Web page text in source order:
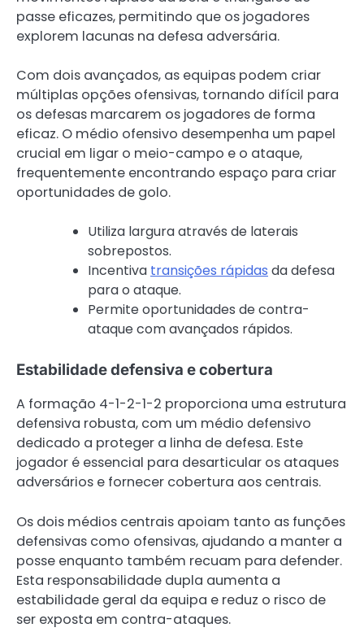
passe eficazes, permitindo que os jogadores
explorem lacunas na defesa adversária.
Com dois avançados, as equipas podem criar
múltiplas opções ofensivas, tornando difícil para
os defesas marcarem os jogadores de forma
eficaz. O médio ofensivo desempenha um papel
crucial em ligar o meio-campo e o ataque,
frequentemente encontrando espaço para criar
oportunidades de golo.
Utiliza largura através de laterais
sobrepostos.
Incentiva transições rápidas da defesa
para o ataque.
Permite oportunidades de contra-
ataque com avançados rápidos.
Estabilidade defensiva e cobertura
A formação 4-1-2-1-2 proporciona uma estrutura
defensiva robusta, com um médio defensivo
dedicado a proteger a linha de defesa. Este
jogador é essencial para desarticular os ataques
adversários e fornecer cobertura aos centrais.
Os dois médios centrais apoiam tanto as funções
defensivas como ofensivas, ajudando a manter a
posse enquanto também recuam para defender.
Esta responsabilidade dupla aumenta a
estabilidade geral da equipa e reduz o risco de
ser exposta em contra-ataques.